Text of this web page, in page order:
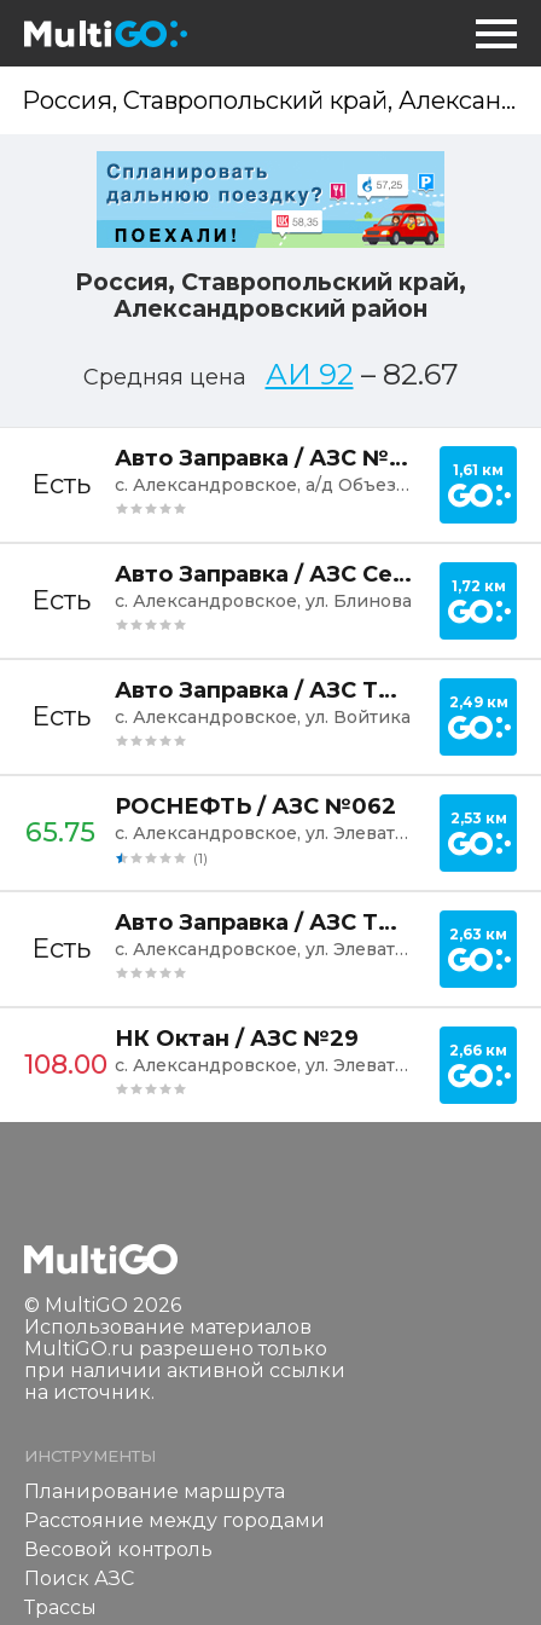
Россия, Ставропольский край,
Александровский район
Средняя цена АИ 92 – 82.67
Есть
Авто Заправка / АЗС №77
с. Александровское, а/д Объездная
1,61 км
Есть
Авто Заправка / АЗС Северная
с. Александровское, ул. Блинова
1,72 км
Есть
Авто Заправка / АЗС ТюменьНефтеПродукт
с. Александровское, ул. Войтика
2,49 км
65.75
РОСНЕФТЬ / АЗС №062
с. Александровское, ул. Элеваторная, 12
(1)
2,53 км
Есть
Авто Заправка / АЗС ТюменьНефтеПродукт
с. Александровское, ул. Элеваторная, 18
2,63 км
108.00
НК Октан / АЗС №29
с. Александровское, ул. Элеваторная, 29
2,66 км
© MultiGO 2026
Использование материалов
MultiGO.ru разрешено только
при наличии активной ссылки
на источник.
ИНСТРУМЕНТЫ
Планирование маршрута
Расстояние между городами
Весовой контроль
Поиск АЗС
Трассы